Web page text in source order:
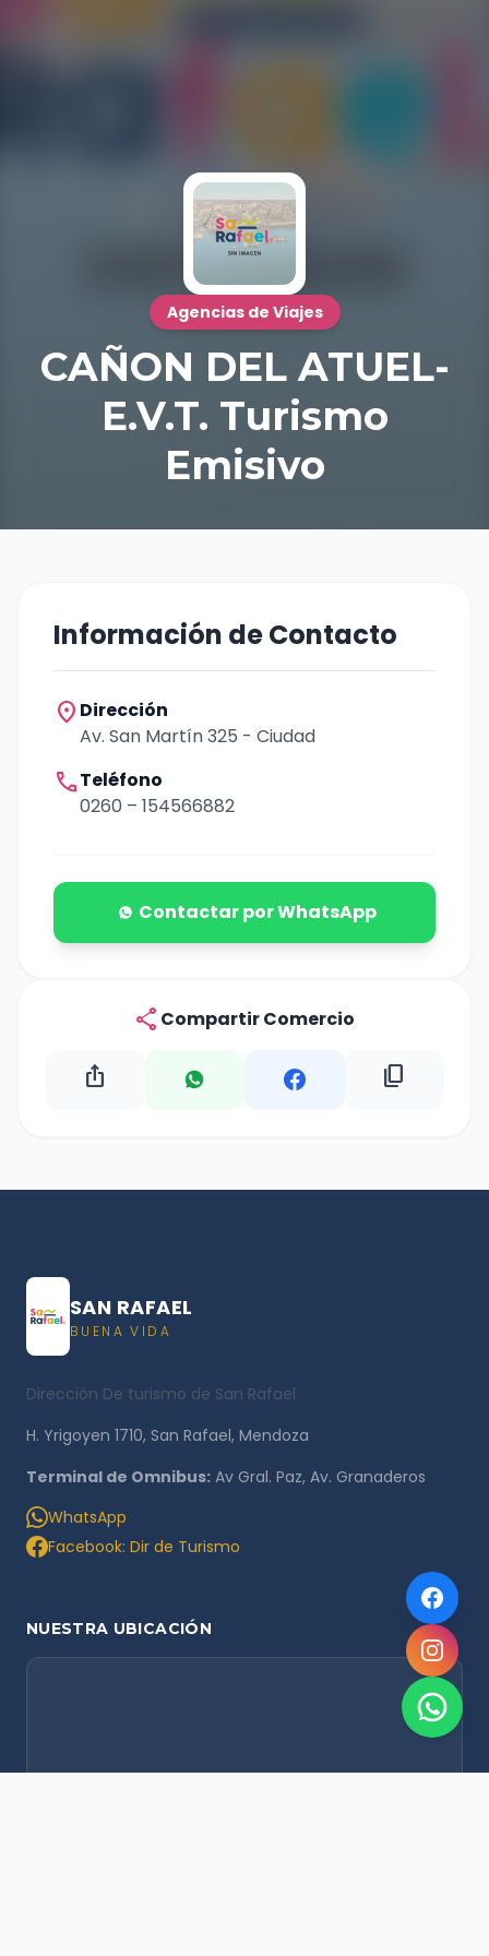
Agencias de Viajes
CAÑON DEL ATUEL-
E.V.T. Turismo
Emisivo
Información de Contacto
location_on Dirección
Av. San Martín 325 - Ciudad
callTeléfono
0260 – 154566882
Contactar por WhatsApp
share Compartir Comercio
ios_share content_copy
SAN RAFAEL
BUENA VIDA
Dirección De turismo de San Rafael
H. Yrigoyen 1710, San Rafael, Mendoza
Terminal de Omnibus: Av Gral. Paz, Av. Granaderos
WhatsApp
Facebook: Dir de Turismo
NUESTRA UBICACIÓN